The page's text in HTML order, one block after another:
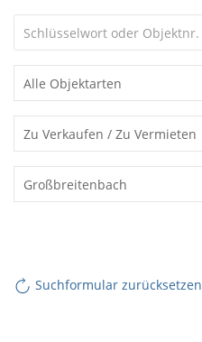
Suchformular zurücksetzen